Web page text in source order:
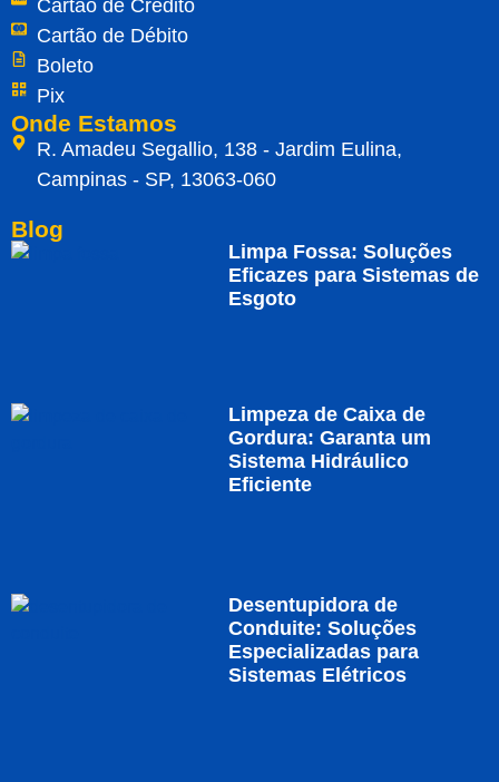
Cartão de Crédito
Cartão de Débito
Boleto
Pix
Onde Estamos
R. Amadeu Segallio, 138 - Jardim Eulina,
Campinas - SP, 13063-060
Blog
Limpa Fossa: Soluções
Eficazes para Sistemas de
Esgoto
Limpeza de Caixa de
Gordura: Garanta um
Sistema Hidráulico
Eficiente
Desentupidora de
Conduite: Soluções
Especializadas para
Sistemas Elétricos